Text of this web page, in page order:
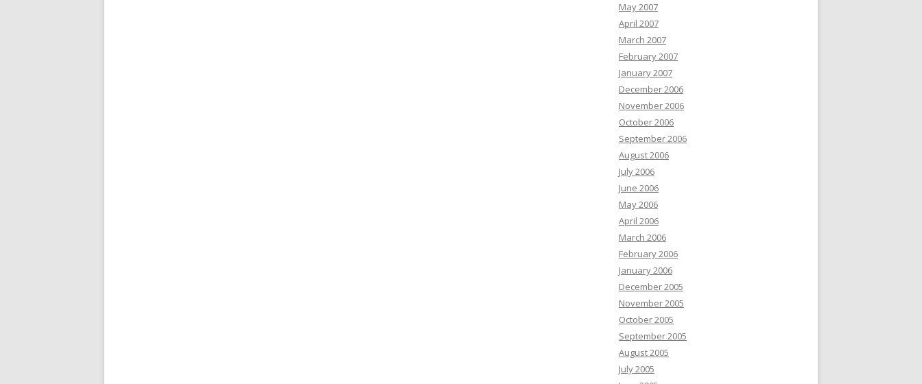
May 2007
April 2007
March 2007
February 2007
January 2007
December 2006
November 2006
October 2006
September 2006
August 2006
July 2006
June 2006
May 2006
April 2006
March 2006
February 2006
January 2006
December 2005
November 2005
October 2005
September 2005
August 2005
July 2005